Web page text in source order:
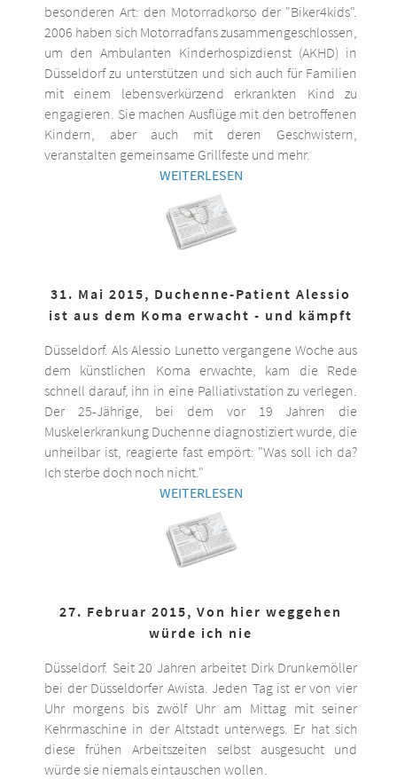
besonderen Art: den Motorradkorso der "Biker4kids".
2006 haben sich Motorradfans zusammengeschlossen,
um den Ambulanten Kinderhospizdienst (AKHD) in
Düsseldorf zu unterstützen und sich auch für Familien
mit einem lebensverkürzend erkrankten Kind zu
engagieren. Sie machen Ausflüge mit den betroffenen
Kindern, aber auch mit deren Geschwistern,
veranstalten gemeinsame Grillfeste und mehr.
WEITERLESEN
31. Mai 2015, Duchenne-Patient Alessio
ist aus dem Koma erwacht - und kämpft
Düsseldorf. Als Alessio Lunetto vergangene Woche aus
dem künstlichen Koma erwachte, kam die Rede
schnell darauf, ihn in eine Palliativstation zu verlegen.
Der 25-Jährige, bei dem vor 19 Jahren die
Muskelerkrankung Duchenne diagnostiziert wurde, die
unheilbar ist, reagierte fast empört: "Was soll ich da?
Ich sterbe doch noch nicht."
WEITERLESEN
27. Februar 2015, Von hier weggehen
würde ich nie
Düsseldorf. Seit 20 Jahren arbeitet Dirk Drunkemöller
bei der Düsseldorfer Awista. Jeden Tag ist er von vier
Uhr morgens bis zwölf Uhr am Mittag mit seiner
Kehrmaschine in der Altstadt unterwegs. Er hat sich
diese frühen Arbeitszeiten selbst ausgesucht und
würde sie niemals eintauschen wollen.